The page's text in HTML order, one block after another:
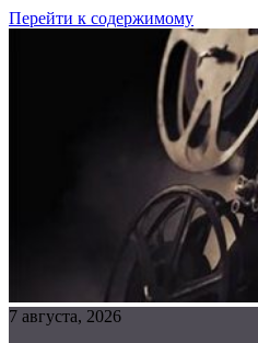
Перейти к содержимому
7 августа, 2026